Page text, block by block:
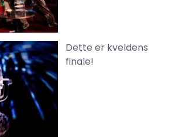
Dette er kveldens
finale!